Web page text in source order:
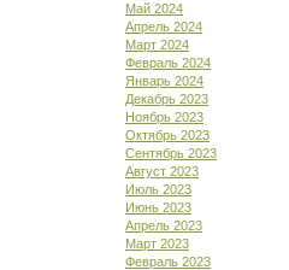
Май 2024
Апрель 2024
Март 2024
Февраль 2024
Январь 2024
Декабрь 2023
Ноябрь 2023
Октябрь 2023
Сентябрь 2023
Август 2023
Июль 2023
Июнь 2023
Апрель 2023
Март 2023
Февраль 2023